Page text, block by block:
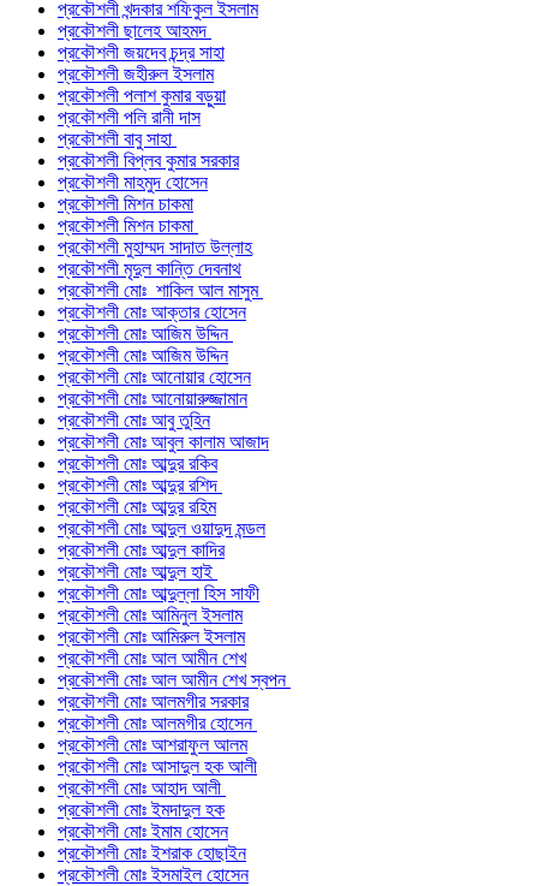
প্রকৌশলী খন্দকার শফিকুল ইসলাম
প্রকৌশলী ছালেহ আহমদ
প্রকৌশলী জয়দেব চন্দ্র সাহা
প্রকৌশলী জহীরুল ইসলাম
প্রকৌশলী পলাশ কুমার বড়ুয়া
প্রকৌশলী পলি রানী দাস
প্রকৌশলী বাবু সাহা
প্রকৌশলী বিপ্লব কুমার সরকার
প্রকৌশলী মাহমুদ হোসেন
প্রকৌশলী মিশন চাকমা
প্রকৌশলী মিশন চাকমা
প্রকৌশলী মুহাম্মদ সাদাত উল্লাহ
প্রকৌশলী মৃদুল কান্তি দেবনাথ
প্রকৌশলী মোঃ শাকিল আল মাসুম
প্রকৌশলী মোঃ আক্তার হোসেন
প্রকৌশলী মোঃ আজিম উদ্দিন
প্রকৌশলী মোঃ আজিম উদ্দিন
প্রকৌশলী মোঃ আনোয়ার হোসেন
প্রকৌশলী মোঃ আনোয়ারুজ্জামান
প্রকৌশলী মোঃ আবু তুহিন
প্রকৌশলী মোঃ আবুল কালাম আজাদ
প্রকৌশলী মোঃ আব্দুর রকিব
প্রকৌশলী মোঃ আব্দুর রশিদ
প্রকৌশলী মোঃ আব্দুর রহিম
প্রকৌশলী মোঃ আব্দুল ওয়াদুদ মন্ডল
প্রকৌশলী মোঃ আব্দুল কাদির
প্রকৌশলী মোঃ আব্দুল হাই
প্রকৌশলী মোঃ আব্দুল্লা হিস সাফী
প্রকৌশলী মোঃ আমিনুল ইসলাম
প্রকৌশলী মোঃ আমিরুল ইসলাম
প্রকৌশলী মোঃ আল আমীন শেখ
প্রকৌশলী মোঃ আল আমীন শেখ স্বপন
প্রকৌশলী মোঃ আলমগীর সরকার
প্রকৌশলী মোঃ আলমগীর হোসেন
প্রকৌশলী মোঃ আশরাফুল আলম
প্রকৌশলী মোঃ আসাদুল হক আলী
প্রকৌশলী মোঃ আহাদ আলী
প্রকৌশলী মোঃ ইমদাদুল হক
প্রকৌশলী মোঃ ইমাম হোসেন
প্রকৌশলী মোঃ ইশরাক হোছাইন
প্রকৌশলী মোঃ ইসমাইল হোসেন